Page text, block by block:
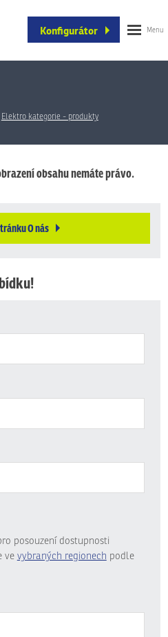
Konfigurátor
Elektro kategorie - produkty
obsahu nemáte právo.
O nás
posouzení dostupnosti
ve vybraných regionech podle